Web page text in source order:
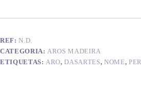
REF:N.D.
CATEGORIA:AROS MADEIRA
ETIQUETAS:ARO,DASARTES, NOME,